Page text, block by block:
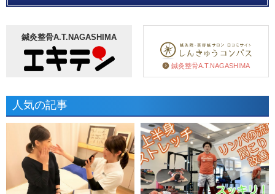
鍼灸整骨A.T.NAGASHIMA
鍼灸整骨A.T.NAGASHIMA
人気の記事